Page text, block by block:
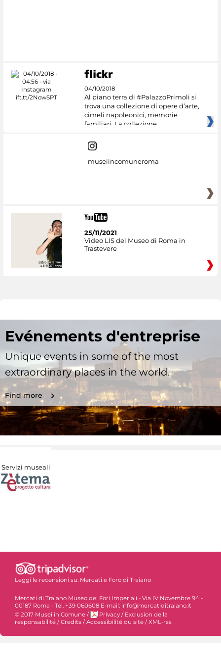
04/10/2018
Al piano terra di #PalazzoPrimoli si
trova una collezione di opere d’arte,
cimeli napoleonici, memorie
familiari. La collezione
museiincomuneroma
25/11/2021
Video LIS del Museo di Roma in
Trastevere
Evénements d'entreprise
Unique events in some of the most
extraordinary places in the world.
Find more
Servizi museali
Leggi le recensioni su: Mercati e Foro di Traiano
Mercati di Traiano Museo dei Fori Imperiali - Via IV Novembre 94 -
00187 Roma - Tel. +39 060608 E-mail: info@mercatiditraiano.it
© 2017 Musei in Comune / Privacy / Exclusion de la
responsabilité / Credits / Accessibilité du site / XML-rss